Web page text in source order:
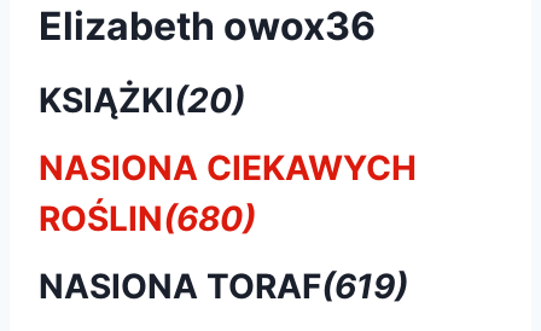
Elizabeth owox36
KSIĄŻKI(20)
NASIONA CIEKAWYCH
ROŚLIN(680)
NASIONA TORAF(619)